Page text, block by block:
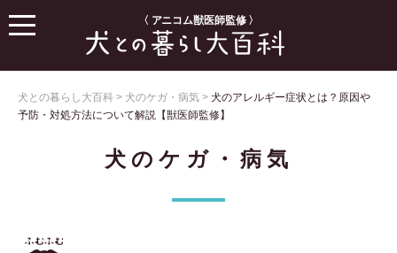
〈 アニコム獣医師監修 〉
犬との暮らし大百科 > 犬のケガ・病気 > 犬のアレルギー症状とは？原因や
予防・対処方法について解説【獣医師監修】
犬のケガ・病気